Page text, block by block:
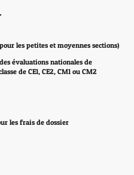
les petites et moyennes sections)
évaluations nationales de
de CE1, CE2, CM1 ou CM2
les frais de dossier